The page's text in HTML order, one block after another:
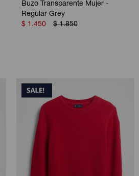
Buzo Transparente Mujer -
Regular Grey
$ 1.450 $ 1.850